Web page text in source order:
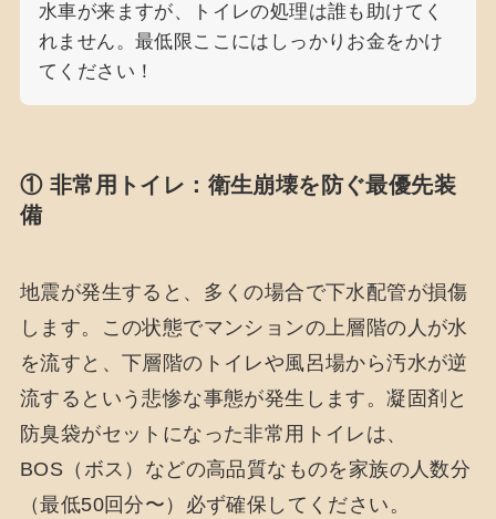
水車が来ますが、トイレの処理は誰も助けてく
れません。最低限ここにはしっかりお金をかけ
てください！
① 非常用トイレ：衛生崩壊を防ぐ最優先装
備
地震が発生すると、多くの場合で下水配管が損傷
します。この状態でマンションの上層階の人が水
を流すと、下層階のトイレや風呂場から汚水が逆
流するという悲惨な事態が発生します。凝固剤と
防臭袋がセットになった非常用トイレは、
BOS（ボス）などの高品質なものを家族の人数分
（最低50回分〜）必ず確保してください。